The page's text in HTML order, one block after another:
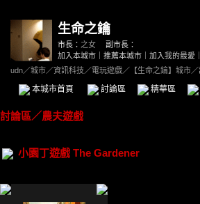
生命之鑰
市長： 之女
副市長：
加入本城市
推薦本城市 加入我的最愛
udn／城市／資訊科技／電玩遊戲／ 【生命之鑰】城市
本城市首頁 討論區 精華區
討論區／農夫遊戲
小園丁遊戲 The Gardener